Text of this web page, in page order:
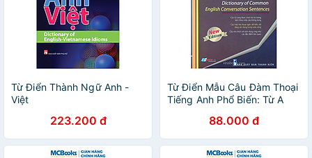
Từ Điển Thành Ngữ Anh -
Việt
223.200 đ
Từ Điển Mẫu Câu Đàm Thoại
Tiếng Anh Phổ Biến: Từ A
88.000 đ